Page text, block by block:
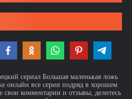
сериал Большая маленькая ложь
онлайн все серии подряд в хорошем
свои комментарии и отзывы, делитесь